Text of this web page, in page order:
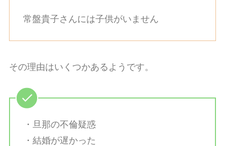
常盤貴子さんには子供がいません
その理由はいくつかあるようです。
・旦那の不倫疑惑
・結婚が遅かった